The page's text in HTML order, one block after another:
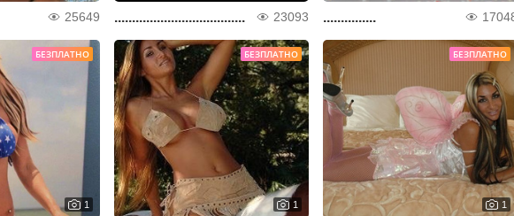
25649 ..................................... 23093 ...............
БЕЗПЛАТНО
1
БЕЗПЛАТНО
1
БЕЗПЛАТНО
1